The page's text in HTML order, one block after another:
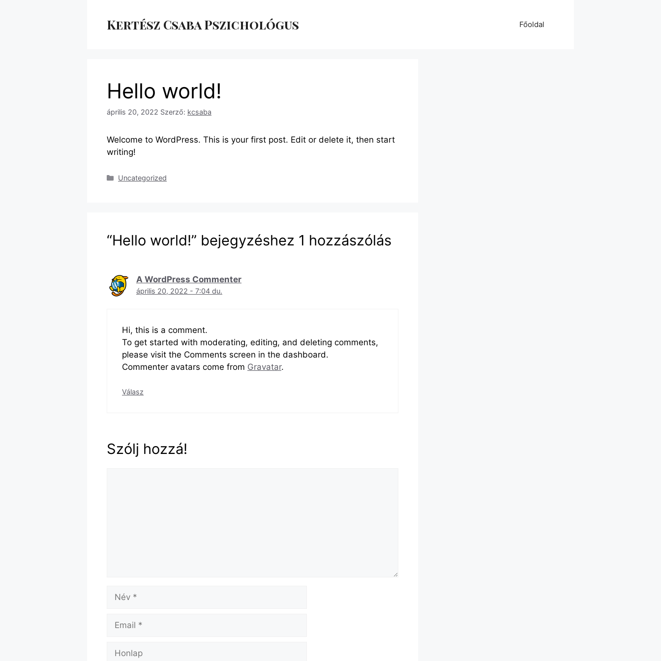
Kertész Csaba Pszichológus Főoldal
Hello world!
április 20, 2022 Szerző: kcsaba
Welcome to WordPress. This is your first post. Edit or delete it, then start
writing!
Kategória
Uncategorized
“Hello world!” bejegyzéshez 1 hozzászólás
A WordPress Commenter
április 20, 2022 - 7:04 du.
Hi, this is a comment.
To get started with moderating, editing, and deleting comments,
please visit the Comments screen in the dashboard.
Commenter avatars come from Gravatar.
Válasz
Szólj hozzá!